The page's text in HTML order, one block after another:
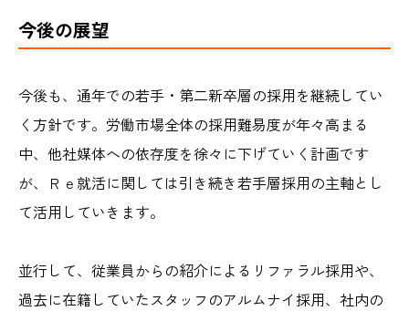
今後の展望
今後も、通年での若手・第二新卒層の採用を継続してい
く方針です。労働市場全体の採用難易度が年々高まる
中、他社媒体への依存度を徐々に下げていく計画です
が、Ｒｅ就活に関しては引き続き若手層採用の主軸とし
て活用していきます。
並行して、従業員からの紹介によるリファラル採用や、
過去に在籍していたスタッフのアルムナイ採用、社内の